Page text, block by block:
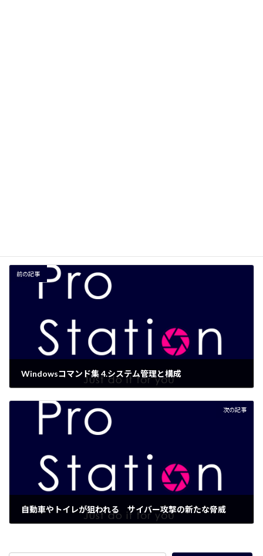
前の記事
Windowsコマンド集 4.システム管理と構成
次の記事
自動車やトイレが狙われる サイバー攻撃の新たな脅威